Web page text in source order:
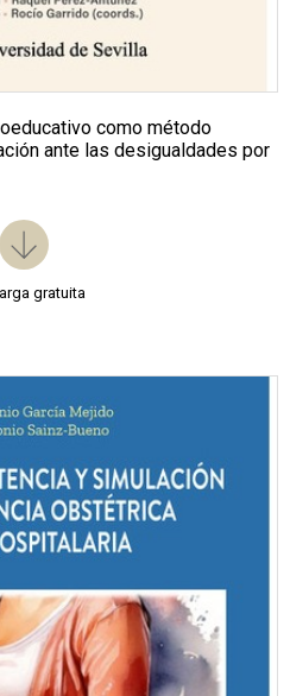
como método
ante las desigualdades por
gratuita